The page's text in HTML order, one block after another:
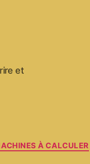
et
À CALCULER